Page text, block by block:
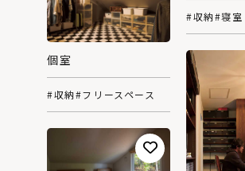
#収納#寝室
個室
#収納#フリースペース